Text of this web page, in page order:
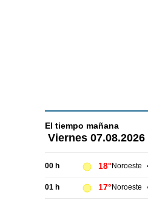
El tiempo mañana
Viernes 07.08.2026
00 h 18° Noroeste
01 h 17° Noroeste